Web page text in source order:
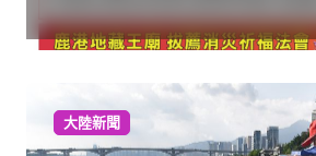
大陸新聞